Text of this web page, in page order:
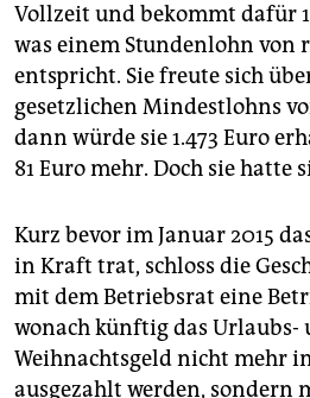
Vollzeit und bekommt dafür
was einem Stundenlohn von
entspricht. Sie freute sich
gesetzlichen Mindestlohns
dann würde sie 1.473 Euro
81 Euro mehr. Doch sie hatte
Kurz bevor im Januar 2015
in Kraft trat, schloss die
mit dem Betriebsrat eine
wonach künftig das Urlaubs-
Weihnachtsgeld nicht mehr
ausgezahlt werden, sondern